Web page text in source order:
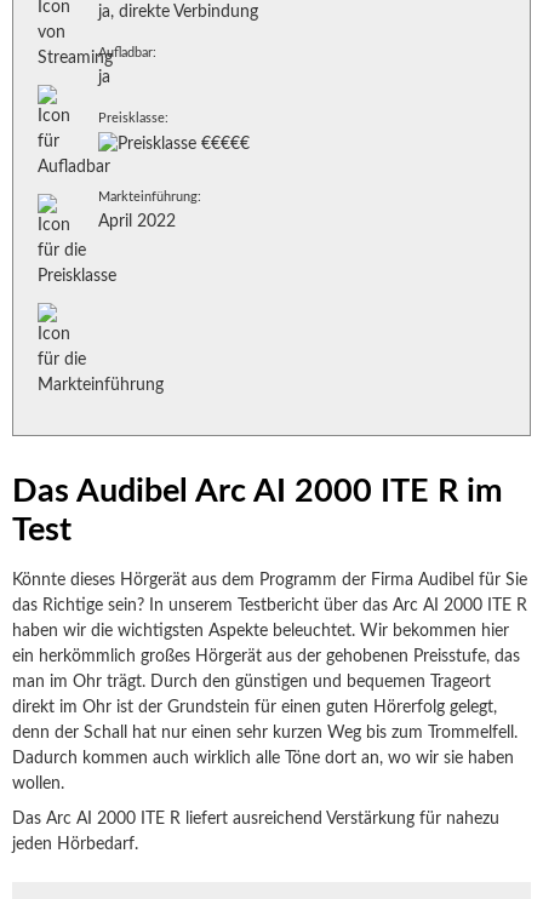
Das Audibel Arc AI 2000 ITE R im
Test
Könnte dieses Hörgerät aus dem Programm der Firma Audibel für Sie
das Richtige sein? In unserem Testbericht über das Arc AI 2000 ITE R
haben wir die wichtigsten Aspekte beleuchtet. Wir bekommen hier
ein herkömmlich großes Hörgerät aus der gehobenen Preisstufe, das
man im Ohr trägt. Durch den günstigen und bequemen Trageort
direkt im Ohr ist der Grundstein für einen guten Hörerfolg gelegt,
denn der Schall hat nur einen sehr kurzen Weg bis zum Trommelfell.
Dadurch kommen auch wirklich alle Töne dort an, wo wir sie haben
wollen.
Das Arc AI 2000 ITE R liefert ausreichend Verstärkung für nahezu
jeden Hörbedarf.
ja, direkte Verbindung
Aufladbar:
ja
Preisklasse:
Markteinführung:
April 2022